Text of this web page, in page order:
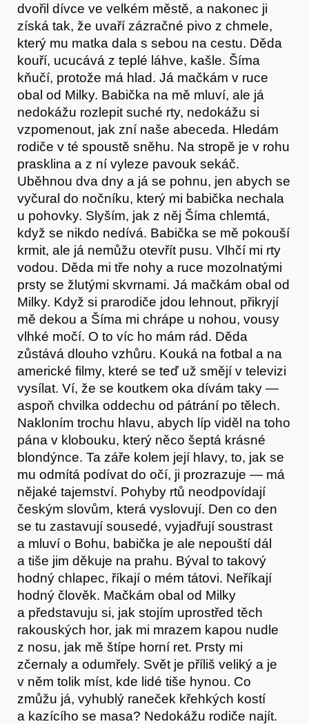
Akce
O nás
dvořil dívce ve velkém městě, a nakonec ji
získá tak, že uvaří zázračné pivo z chmele,
který mu matka dala s sebou na cestu. Děda
kouří, ucucává z teplé láhve, kašle. Šíma
kňučí, protože má hlad. Já mačkám v ruce
obal od Milky. Babička na mě mluví, ale já
nedokážu rozlepit suché rty, nedokážu si
vzpomenout, jak zní naše abeceda. Hledám
rodiče v té spoustě sněhu. Na stropě je v rohu
prasklina a z ní vyleze pavouk sekáč.
Uběhnou dva dny a já se pohnu, jen abych se
vyčural do nočníku, který mi babička nechala
u pohovky. Slyším, jak z něj Šíma chlemtá,
když se nikdo nedívá. Babička se mě pokouší
krmit, ale já nemůžu otevřít pusu. Vlhčí mi rty
vodou. Děda mi tře nohy a ruce mozolnatými
prsty se žlutými skvrnami. Já mačkám obal od
Milky. Když si prarodiče jdou lehnout, přikryjí
mě dekou a Šíma mi chrápe u nohou, vousy
vlhké močí. O to víc ho mám rád. Děda
zůstává dlouho vzhůru. Kouká na fotbal a na
americké filmy, které se teď už smějí v televizi
vysílat. Ví, že se koutkem oka dívám taky —
aspoň chvilka oddechu od pátrání po tělech.
Nakloním trochu hlavu, abych líp viděl na toho
pána v klobouku, který něco šeptá krásné
blondýnce. Ta záře kolem její hlavy, to, jak se
mu odmítá podívat do očí, ji prozrazuje — má
nějaké tajemství. Pohyby rtů neodpovídají
českým slovům, která vyslovují. Den co den
se tu zastavují sousedé, vyjadřují soustrast
a mluví o Bohu, babička je ale nepouští dál
a tiše jim děkuje na prahu. Býval to takový
hodný chlapec, říkají o mém tátovi. Neříkají
hodný člověk. Mačkám obal od Milky
a představuju si, jak stojím uprostřed těch
rakouských hor, jak mi mrazem kapou nudle
z nosu, jak mě štípe horní ret. Prsty mi
zčernaly a odumřely. Svět je příliš veliký a je
v něm tolik míst, kde lidé tiše hynou. Co
zmůžu já, vyhublý raneček křehkých kostí
a kazícího se masa? Nedokážu rodiče najít.